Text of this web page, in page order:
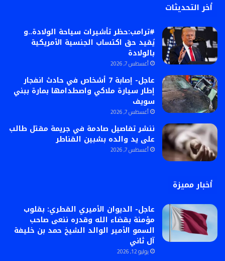
أخر التحديثات
#ترامب:حظر تأشيرات سياحة الولادة..و
يُقيد حق اكتساب الجنسية الأمريكية
بالولادة
أغسطس 7, 2026
عاجل- إصابة 7 أشخاص في حادث انفجار
إطار سيارة ملاكي واصطدامها بمارة ببني
سويف
أغسطس 7, 2026
ننشر تفاصيل صادمة في جريمة مقتل طالب
على يد والده بشبين القناطر
أغسطس 7, 2026
أخبار مميزة
عاجل- الديوان الأميري القطري: بقلوب
مؤمنة بقضاء الله وقدره ننعى صاحب
السمو الأمير الوالد الشيخ حمد بن خليفة
آل ثاني
يوليو 12, 2026